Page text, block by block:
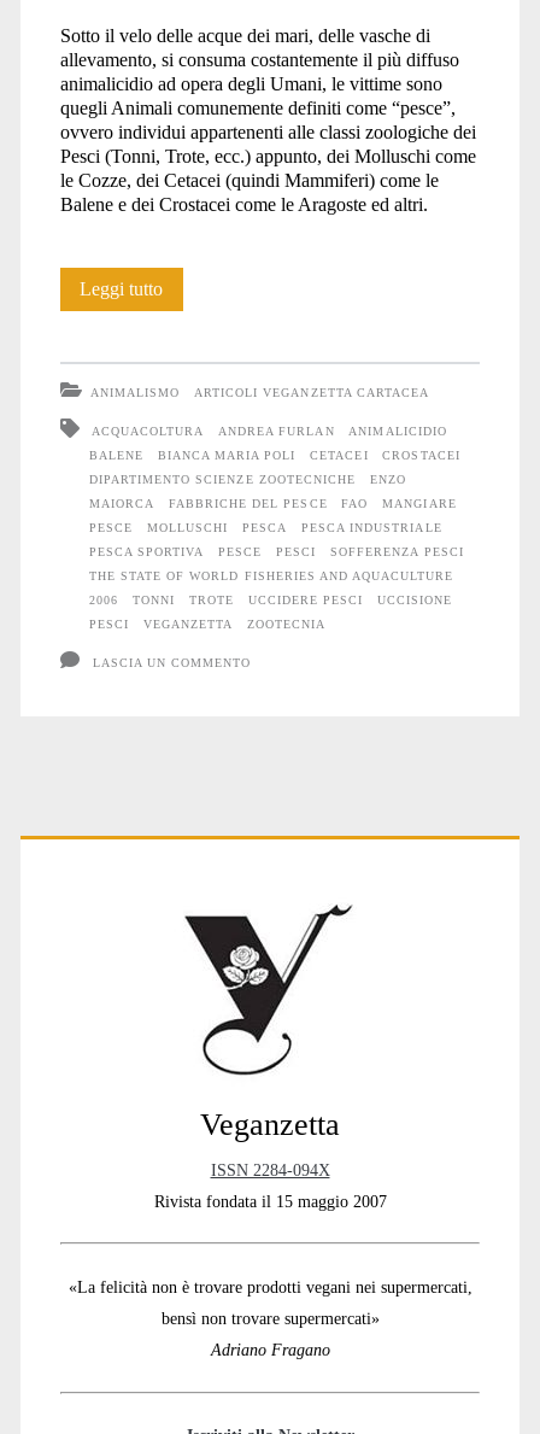
Sotto il velo delle acque dei mari, delle vasche di
allevamento, si consuma costantemente il più diffuso
animalicidio ad opera degli Umani, le vittime sono
quegli Animali comunemente definiti come “pesce”,
ovvero individui appartenenti alle classi zoologiche dei
Pesci (Tonni, Trote, ecc.) appunto, dei Molluschi come
le Cozze, dei Cetacei (quindi Mammiferi) come le
Balene e dei Crostacei come le Aragoste ed altri.
Leggi tuttoOrrore
ANIMALISMO ARTICOLI VEGANZETTA CARTACEA
ACQUACOLTURA ANDREA FURLAN
ANIMALICIDIO
BALENE
BIANCA MARIA POLI CETACEI
CROSTACEI
DIPARTIMENTO SCIENZE ZOOTECNICHE
ENZO
MAIORCA
FABBRICHE DEL PESCE FAO
MANGIARE
PESCE
MOLLUSCHI PESCA
PESCA INDUSTRIALE
PESCA SPORTIVA
PESCE PESCI
SOFFERENZA PESCI
THE STATE OF WORLD FISHERIES AND AQUACULTURE
2006
TONNI TROTE UCCIDERE PESCI
UCCISIONE
PESCI
VEGANZETTA ZOOTECNIA
LASCIA UN COMMENTO
Primary
Veganzetta
ISSN 2284-094X
Rivista fondata il 15 maggio 2007
«La felicità non è trovare prodotti vegani nei supermercati,
bensì non trovare supermercati»
Adriano Fragano